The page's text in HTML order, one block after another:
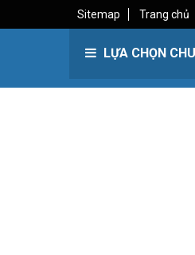
Sitemap Trang chủ
LỰA CHỌN